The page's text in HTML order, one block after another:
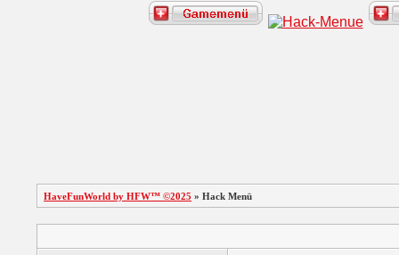
HaveFunWorld by HFW™ ©2025 » Hack Menü